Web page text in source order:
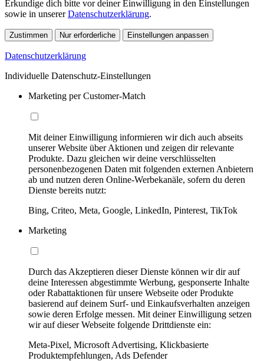
Erkundige dich bitte vor deiner Einwilligung in den Einstellungen
sowie in unsererDatenschutzerklärung.
Zustimmen Nur erforderliche Einstellungen anpassen
Datenschutzerklärung
Individuelle Datenschutz-Einstellungen
Marketing per Customer-Match
Mit deiner Einwilligung informieren wir dich auch abseits
unserer Website über Aktionen und zeigen dir relevante
Produkte. Dazu gleichen wir deine verschlüsselten
personenbezogenen Daten mit folgenden externen Anbietern
ab und nutzen deren Online-Werbekanäle, sofern du deren
Dienste bereits nutzt:
Bing, Criteo, Meta, Google, LinkedIn, Pinterest, TikTok
Marketing
Durch das Akzeptieren dieser Dienste können wir dir auf
deine Interessen abgestimmte Werbung, gesponserte Inhalte
oder Rabattaktionen für unsere Webseite oder Produkte
basierend auf deinem Surf- und Einkaufsverhalten anzeigen
sowie deren Erfolge messen. Mit deiner Einwilligung setzen
wir auf dieser Webseite folgende Drittdienste ein:
Meta-Pixel, Microsoft Advertising, Klickbasierte
Produktempfehlungen, Ads Defender